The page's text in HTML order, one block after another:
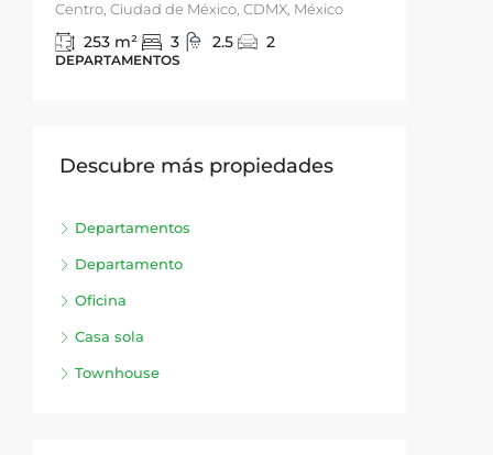
Centro, Ciudad de México, CDMX, México
253 m² 3 2.5 2
DEPARTAMENTOS
Descubre más propiedades
Departamentos
Departamento
Oficina
Casa sola
Townhouse